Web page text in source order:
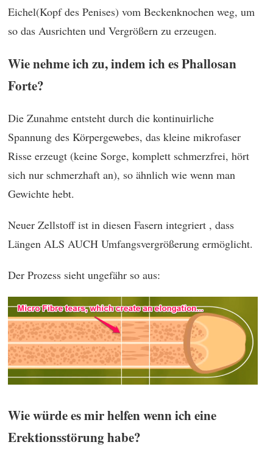
Eichel(Kopf des Penises) vom Beckenknochen weg, um
so das Ausrichten und Vergrößern zu erzeugen.
Wie nehme ich zu, indem ich es Phallosan
Forte?
Die Zunahme entsteht durch die kontinuirliche
Spannung des Körpergewebes, das kleine mikrofaser
Risse erzeugt (keine Sorge, komplett schmerzfrei, hört
sich nur schmerzhaft an), so ähnlich wie wenn man
Gewichte hebt.
Neuer Zellstoff ist in diesen Fasern integriert , dass
Längen ALS AUCH Umfangsvergrößerung ermöglicht.
Der Prozess sieht ungefähr so aus:
Wie würde es mir helfen wenn ich eine
Erektionsstörung habe?